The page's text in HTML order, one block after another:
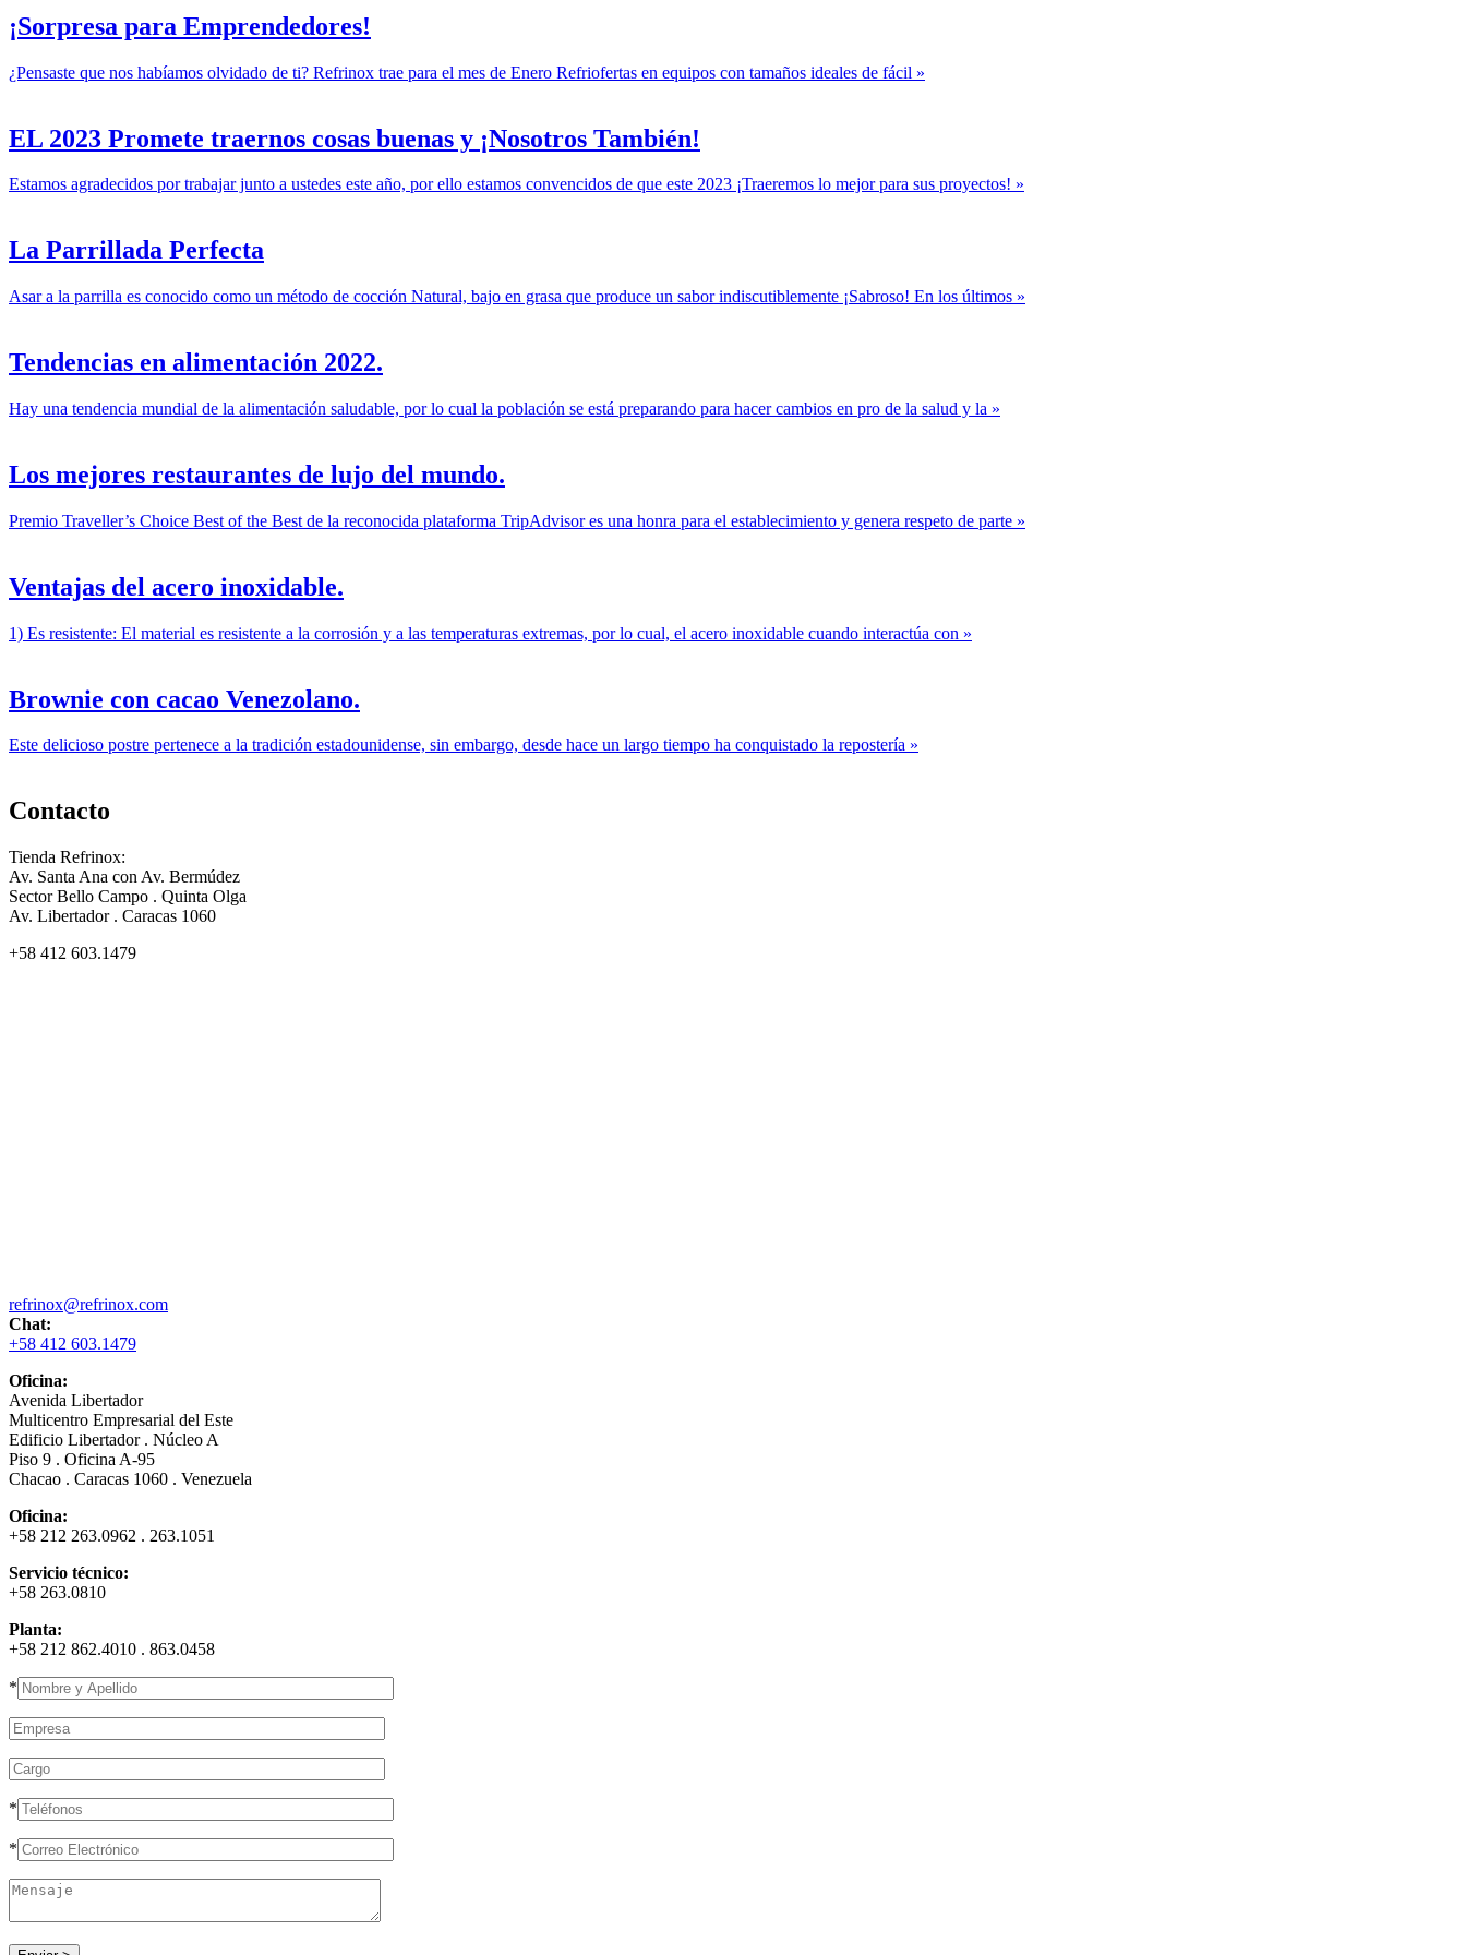
¡Sorpresa para Emprendedores!
¿Pensaste que nos habíamos olvidado de ti? Refrinox trae para el mes de Enero Refriofertas en equipos con tamaños ideales de fácil »
EL 2023 Promete traernos cosas buenas y ¡Nosotros También!
Estamos agradecidos por trabajar junto a ustedes este año, por ello estamos convencidos de que este 2023 ¡Traeremos lo mejor para sus proyectos! »
La Parrillada Perfecta
Asar a la parrilla es conocido como un método de cocción Natural, bajo en grasa que produce un sabor indiscutiblemente ¡Sabroso! En los últimos »
Tendencias en alimentación 2022.
Hay una tendencia mundial de la alimentación saludable, por lo cual la población se está preparando para hacer cambios en pro de la salud y la »
Los mejores restaurantes de lujo del mundo.
Premio Traveller’s Choice Best of the Best de la reconocida plataforma TripAdvisor es una honra para el establecimiento y genera respeto de parte »
Ventajas del acero inoxidable.
1) Es resistente: El material es resistente a la corrosión y a las temperaturas extremas, por lo cual, el acero inoxidable cuando interactúa con »
Brownie con cacao Venezolano.
Este delicioso postre pertenece a la tradición estadounidense, sin embargo, desde hace un largo tiempo ha conquistado la repostería »
Contacto
Tienda Refrinox:
Av. Santa Ana con Av. Bermúdez
Sector Bello Campo . Quinta Olga
Av. Libertador . Caracas 1060
+58 412 603.1479
refrinox@refrinox.com
Chat:
+58 412 603.1479
Oficina:
Avenida Libertador
Multicentro Empresarial del Este
Edificio Libertador . Núcleo A
Piso 9 . Oficina A-95
Chacao . Caracas 1060 . Venezuela
Oficina:
+58 212 263.0962 . 263.1051
Servicio técnico:
+58 263.0810
Planta:
+58 212 862.4010 . 863.0458
*
*
*